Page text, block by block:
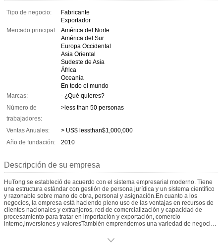
Tipo de negocio:
Fabricante
Exportador
Mercado principal:
América del Norte
América del Sur
Europa Occidental
Asia Oriental
Sudeste de Asia
África
Oceanía
En todo el mundo
Marcas:
- ¿Qué quieres?
Número de
trabajadores:
>less than 50 personas
Ventas Anuales:
> US$ lessthan$1,000,000
Año de fundación:
2010
Descripción de su empresa
HuTong se estableció de acuerdo con el sistema empresarial moderno. Tiene
una estructura estándar con gestión de persona jurídica y un sistema científico
y razonable sobre mano de obra, personal y asignación.En cuanto a los
negocios, la empresa está haciendo pleno uso de las ventajas en recursos de
clientes nacionales y extranjeros, red de comercialización y capacidad de
procesamiento para tratar en importación y exportación, comercio
interno,inversiones y valoresTambién emprendemos una variedad de negocios
HuTong se dedicó a suministrar productos de calidad de productos químicos y